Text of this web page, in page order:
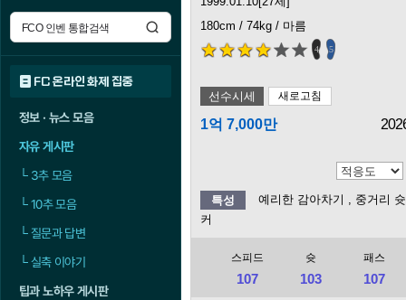
FC 온라인 화제 집중
정보 · 뉴스 모음
자유 게시판
└3추 모음
└10추 모음
└질문과 답변
└실축 이야기
팁과 노하우 게시판
180cm / 74kg / 마름
4 5
선수시세 새로고침
1억 7,000만
특성 예리한 감아차기
, 중거리
커
스피드
107
슛
103
패스
107